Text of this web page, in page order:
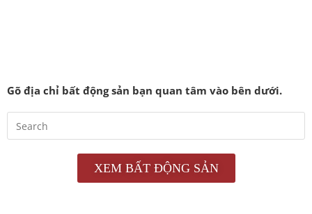
Gõ địa chỉ bất động sản bạn quan tâm vào bên dưới.
XEM BẤT ĐỘNG SẢN